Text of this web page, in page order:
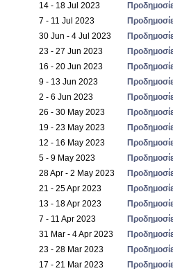
14 - 18 Jul 2023
7 - 11 Jul 2023
30 Jun - 4 Jul 2023
23 - 27 Jun 2023
16 - 20 Jun 2023
9 - 13 Jun 2023
2 - 6 Jun 2023
26 - 30 May 2023
19 - 23 May 2023
12 - 16 May 2023
5 - 9 May 2023
28 Apr - 2 May 2023
21 - 25 Apr 2023
13 - 18 Apr 2023
7 - 11 Apr 2023
31 Mar - 4 Apr 2023
23 - 28 Mar 2023
17 - 21 Mar 2023